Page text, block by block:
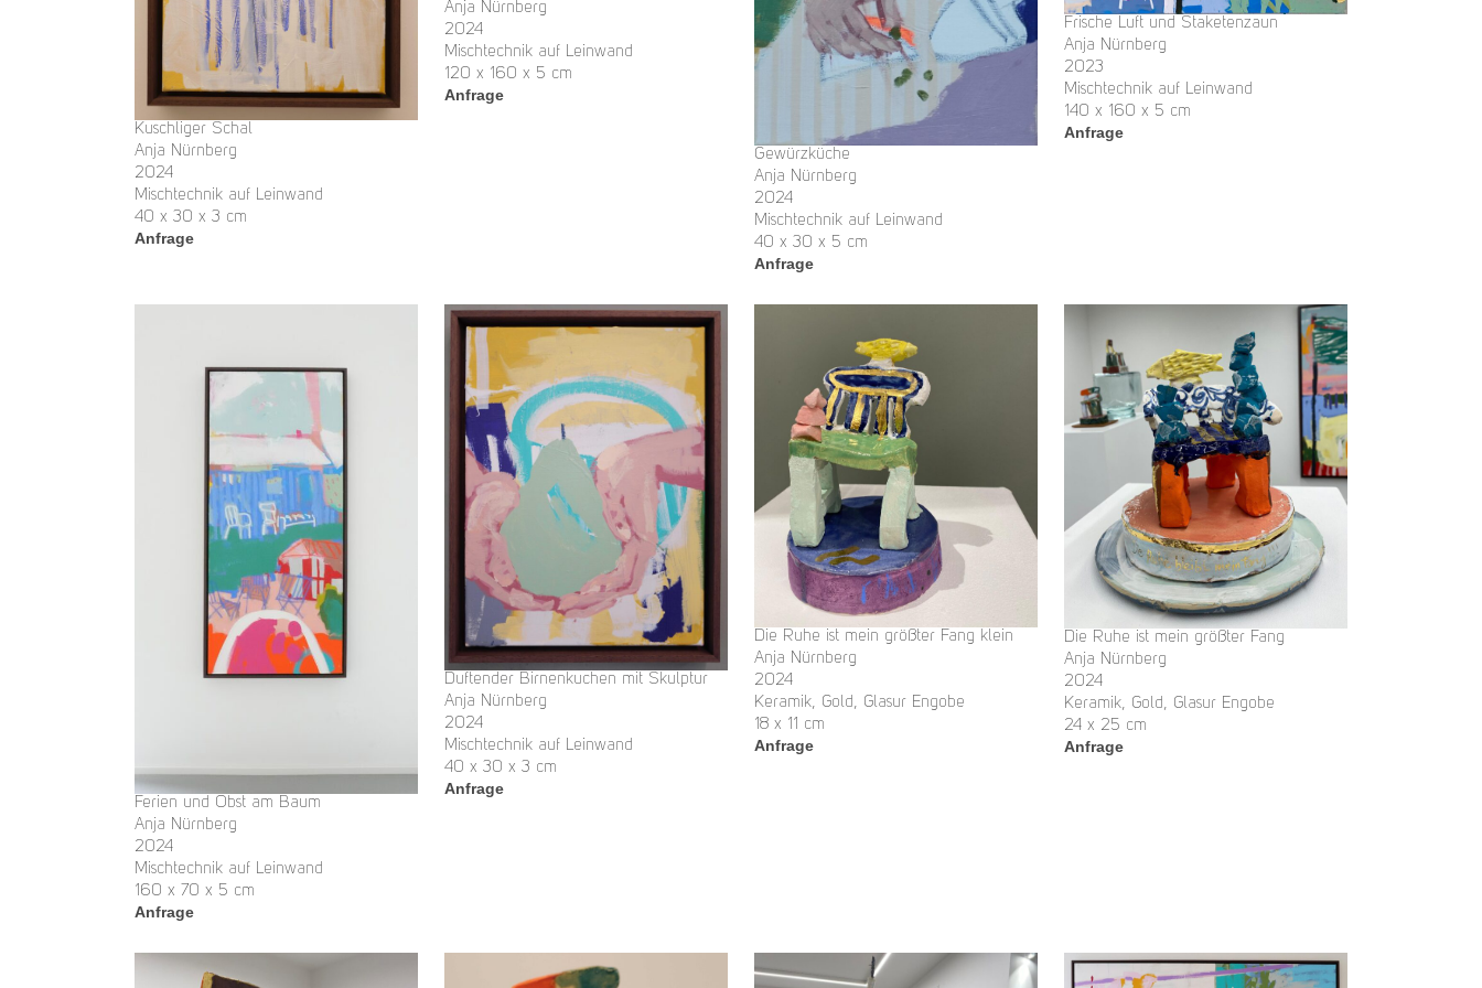
Kuschliger Schal
Anja Nürnberg
2024
Mischtechnik auf Leinwand
40 x 30 x 3 cm
Anfrage
Anja Nürnberg
2024
Mischtechnik auf Leinwand
120 x 160 x 5 cm
Anfrage
Gewürzküche
Anja Nürnberg
2024
Mischtechnik auf Leinwand
40 x 30 x 5 cm
Anfrage
Frische Luft und Staketenzaun
Anja Nürnberg
2023
Mischtechnik auf Leinwand
140 x 160 x 5 cm
Anfrage
Ferien und Obst am Baum
Anja Nürnberg
2024
Mischtechnik auf Leinwand
160 x 70 x 5 cm
Anfrage
Duftender Birnenkuchen mit Skulptur
Anja Nürnberg
2024
Mischtechnik auf Leinwand
40 x 30 x 3 cm
Anfrage
Die Ruhe ist mein größter Fang klein
Anja Nürnberg
2024
Keramik, Gold, Glasur Engobe
18 x 11 cm
Anfrage
Die Ruhe ist mein größter Fang
Anja Nürnberg
2024
Keramik, Gold, Glasur Engobe
24 x 25 cm
Anfrage